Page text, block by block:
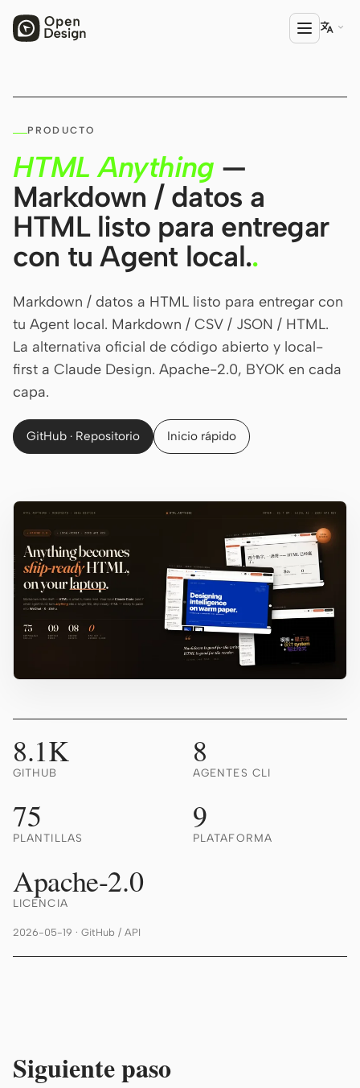
Open Design
HTML Anything
HTML Video
Codex Slides
Open Design Plugin
AGENTE
Codex
Cursor Agent
Claude Code
OpenCode
Gemini CLI
Grok Build
Kimi CLI
DeepSeek TUI
DeepSeek Reasonix
Kiro CLI
Kilo
CASOS DE USO

PRODUCTO
HTML Anything —
Markdown / datos a
HTML listo para entregar
con tu Agent local..
Markdown / datos a HTML listo para entregar con
tu Agent local. Markdown / CSV / JSON / HTML.
La alternativa oficial de código abierto y local-
first a Claude Design. Apache-2.0, BYOK en cada
capa.
GitHub · Repositorio Inicio rápido
8.1K
GITHUB
8
AGENTES CLI
75
PLANTILLAS
9
PLATAFORMA
Apache-2.0
LICENCIA
2026-05-19 · GitHub / API
Siguiente paso